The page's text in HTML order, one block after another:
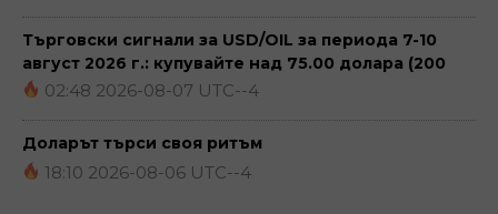
Търговски сигнали за USD/OIL за периода 7-10
август 2026 г.: купувайте над 75.00 долара (200
EMA - 4/8 Murray)
02:48 2026-08-07 UTC--4
Доларът търси своя ритъм
18:10 2026-08-06 UTC--4